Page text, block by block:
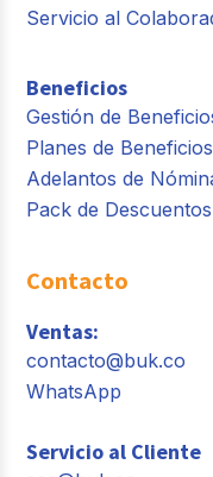
Servicio al
Beneficios
Gestión de
Planes de Beneficios
Adelantos de
Pack de Descuentos
Contacto
Ventas:
contacto@buk.co
WhatsApp
Servicio al Cliente